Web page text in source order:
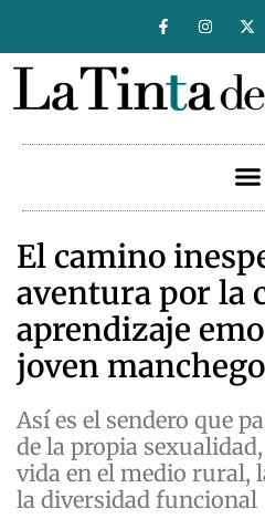
El camino
aventura por la
aprendizaje
joven manchego
Así es el sendero que
de la propia
vida en el medio rural,
la diversidad funcional